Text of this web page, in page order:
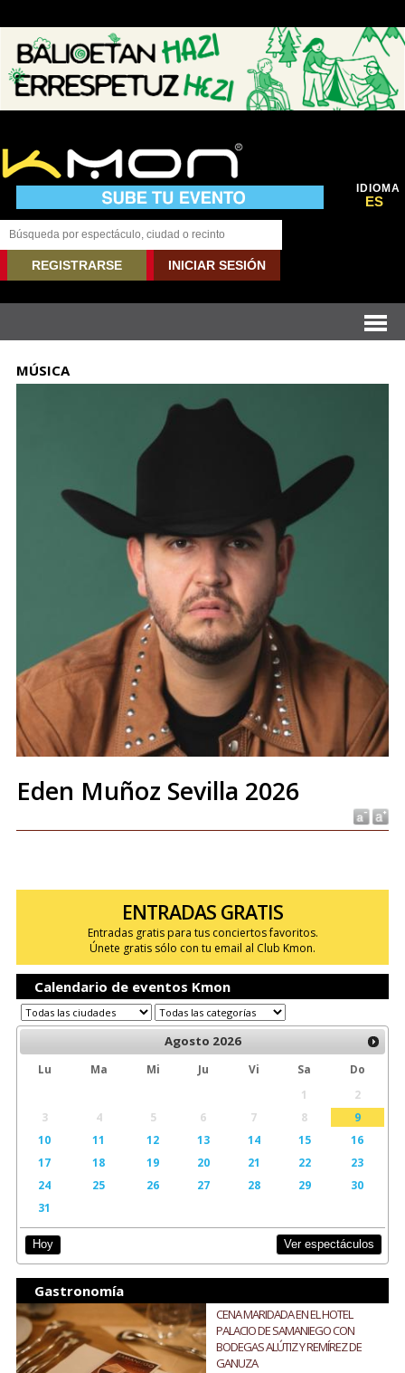
IDIOMA
ES
REGISTRARSE INICIAR SESIÓN
MÚSICA
Eden Muñoz Sevilla 2026
ENTRADAS GRATIS
Entradas gratis para tus conciertos favoritos.
Únete gratis sólo con tu email al Club Kmon.
Calendario de eventos Kmon
Agosto 2026
Lu Ma Mi Ju Vi Sa
Do
1
2
3
4 5 6 7 8
9
10
11 12 13 14 15
16
17
18 19 20 21 22
23
24
25 26 27 28 29
30
31
Hoy Ver espectáculos
Gastronomía
CENA MARIDADA EN EL HOTEL
PALACIO DE SAMANIEGO CON
BODEGAS ALÚTIZ Y REMÍREZ DE
GANUZA